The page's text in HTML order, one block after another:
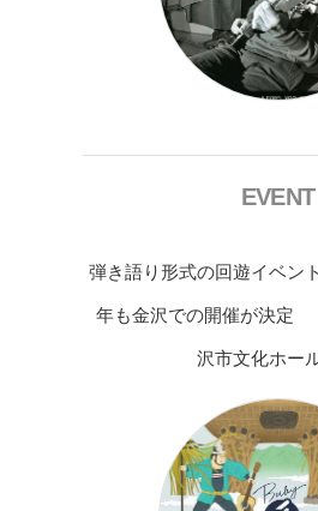
EVENT
弾き語り形式の回遊イベン
年も金沢での開催が決定
沢市文化ホー